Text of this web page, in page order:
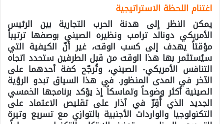
اغتنام اللحظة الاستراتيجية
يمكن النظر إلى هدنة الحرب التجارية بين الرئيس
الأمريكي دونالد ترامب ونظيره الصيني بوصفها ترتيباً
مؤقتاً يهدف إلى كسب الوقت، غير أنّ الكيفية التي
سيُستثمر بها هذا الوقت من قبل الطرفين ستحدد اتجاه
التنافس الأمريكي- الصيني، وتُرجّح كفة أحدهما على
الآخر في المدى المنظور. في هذا السياق تبدو الرؤية
الصينية أكثر وضوحاً وتماسكاً إذ يؤكد برنامجها الخمسي
الجديد الذي أُقِرّ في آذار على تقليص الاعتماد على
التكنولوجيا والواردات الأجنبية بالتوازي مع تسريع وتيرة